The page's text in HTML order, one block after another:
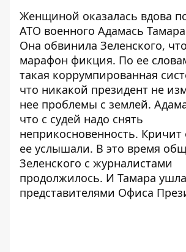
Женщиной оказалась вдова
АТО военного Адамась
Она обвинила Зеленского,
марафон фикция. По ее
такая коррумпированная
что никакой президент не
нее проблемы с землей.
что с судей надо снять
неприкосновенность.
ее услышали. В это время
Зеленского с журналистами
продолжилось. И Тамара
представителями Офиса